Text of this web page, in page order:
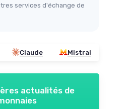
services d'échange de
Claude Mistral
actualités de